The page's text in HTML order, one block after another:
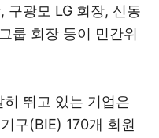
구광모 LG 회장, 신동
룹 회장 등이 민간위
뛰고 있는 기업은
구(BIE) 170개 회원